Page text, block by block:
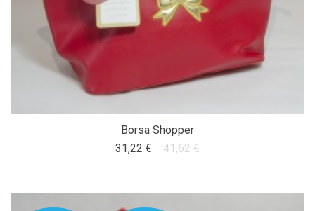
Borsa Shopper
31,22 €
41,62 €